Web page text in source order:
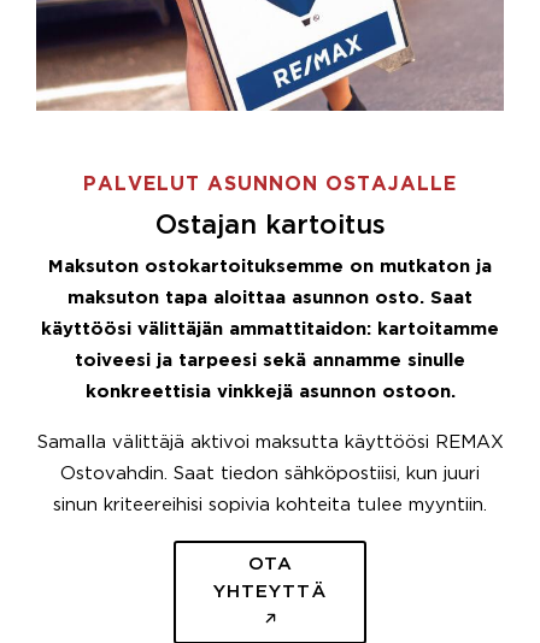
PALVELUT ASUNNON OSTAJALLE
Ostajan kartoitus
Maksuton ostokartoituksemme on mutkaton ja
maksuton tapa aloittaa asunnon osto. Saat
käyttöösi välittäjän ammattitaidon: kartoitamme
toiveesi ja tarpeesi sekä annamme sinulle
konkreettisia vinkkejä asunnon ostoon.
Samalla välittäjä aktivoi maksutta käyttöösi REMAX
Ostovahdin. Saat tiedon sähköpostiisi, kun juuri
sinun kriteereihisi sopivia kohteita tulee myyntiin.
OTA
YHTEYTTÄ